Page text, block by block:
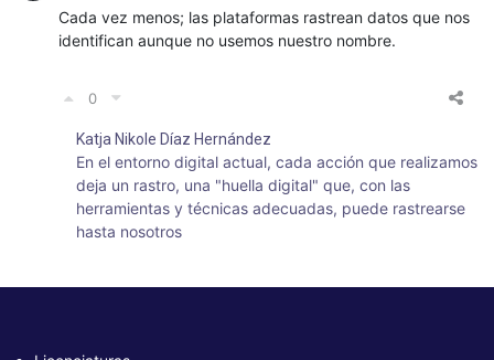
Cada vez menos; las plataformas rastrean datos que nos
identifican aunque no usemos nuestro nombre.
0
Katja Nikole Díaz Hernández
En el entorno digital actual, cada acción que realizamos
deja un rastro, una "huella digital" que, con las
herramientas y técnicas adecuadas, puede rastrearse
hasta nosotros